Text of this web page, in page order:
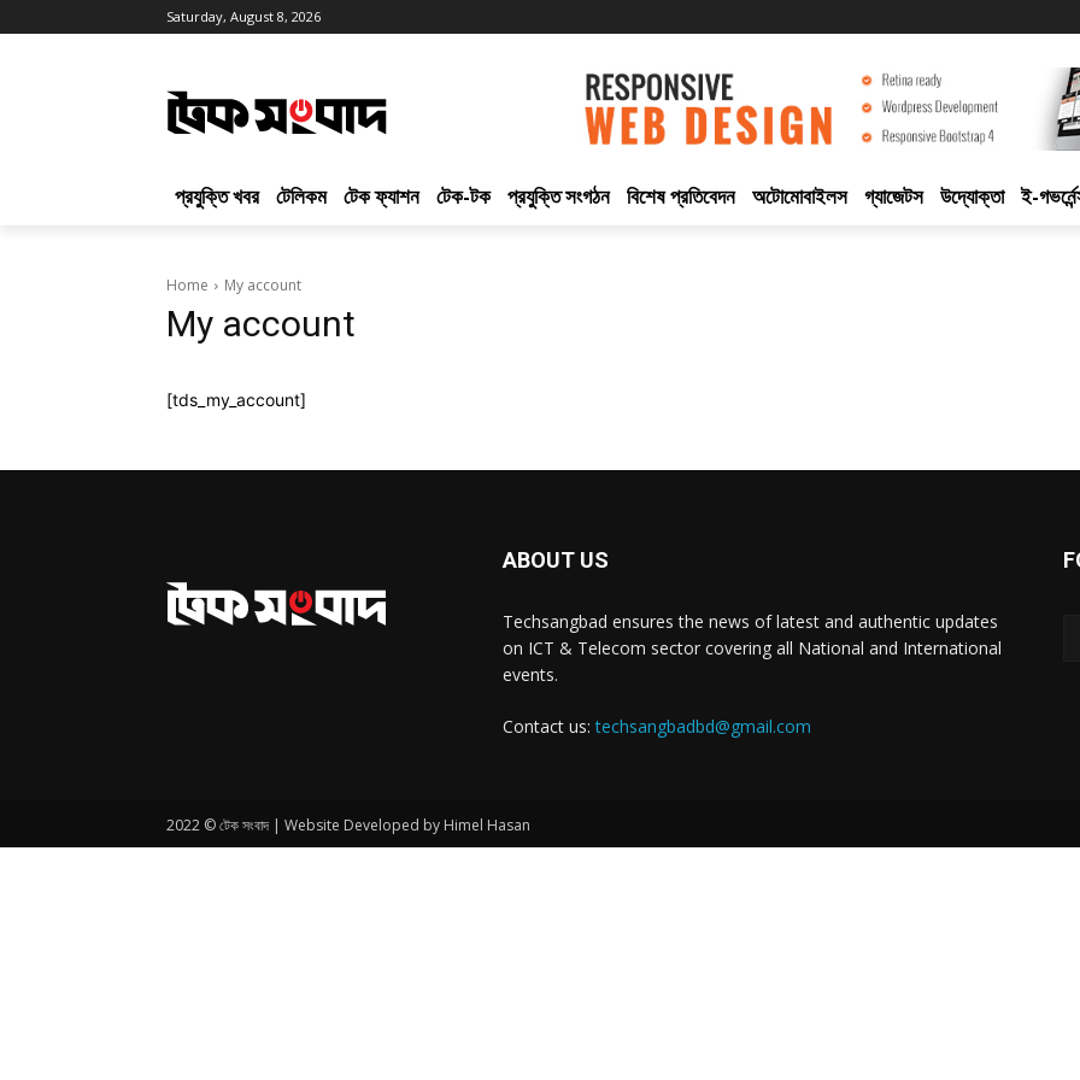
Saturday, August 8, 2026
প্রযুক্তি খবর টেলিকম টেক ফ্যাশন টেক-টক প্রযুক্তি সংগঠন বিশেষ প্রতিবেদন অটোমোবাইলস গ্যাজেটস উদ্যোক্তা ই-
Home My account
My account
[tds_my_account]
ABOUT US
Techsangbad ensures the news of latest and authentic updates
on ICT & Telecom sector covering all National and International
events.
Contact us:techsangbadbd@gmail.com
2022 © টেক সংবাদ | Website Developed by Himel Hasan